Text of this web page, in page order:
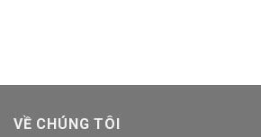
VỀ CHÚNG TÔI